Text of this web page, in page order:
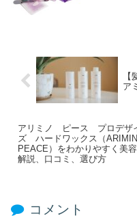
ア
アリミノ ピース プロデザ
ズ ハードワックス（
PEACE）をわかりやすく美容
解説、口コミ、選び方
コメント